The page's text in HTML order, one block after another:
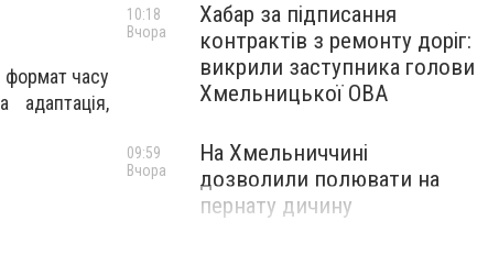
формат часу
Хабар за підписання
контрактів з ремонту доріг:
викрили заступника голови
Хмельницької ОВА
10:18
Вчора
На Хмельниччині
дозволили полювати на
пернату дичину
09:59
Вчора